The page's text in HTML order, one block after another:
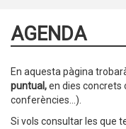
AGENDA
En aquesta pàgina
puntual,en dies concrets
conferències...).
Si vols consultar les que